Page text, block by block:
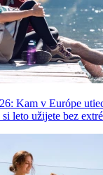
Kam v Európe
leto užijete bez